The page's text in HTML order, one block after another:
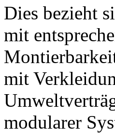
Dies bezieht
mit
mit
modularer